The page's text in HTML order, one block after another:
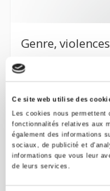
Ce site web utilise des
Les cookies nous permettent
fonctionnalités relatives aux
également des informations
sociaux, de publicité et
informations que vous leur
de leurs services.
Genre,
La vulnérabilité
Marylène Lieber